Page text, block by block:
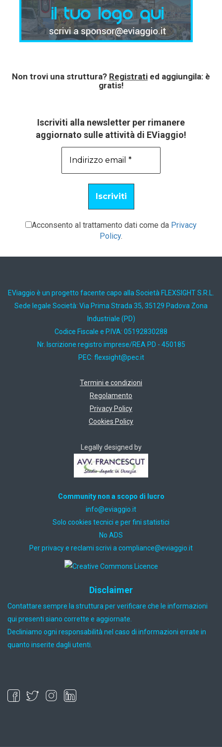
Non trovi una struttura? Registrati ed aggiungila: è
gratis!
Iscriviti alla newsletter per rimanere
aggiornato sulle attività di EViaggio!
Acconsento al trattamento dati come da Privacy
Policy.
EViaggio è un progetto facente capo alla Società FLEXSIGHT S.R.L.
Sede legale Società: Via Prima Strada 35, 35129 Padova Zona
Industriale (PD)
Codice Fiscale e P.IVA: 05192830288
Nr. Iscrizione registro imprese/REA PD - 450185
PEC: ti.cep@thgisxelf
Termini e condizioni
Regolamento
Privacy Policy
Cookies Policy
Legally designed by
Community non a scopo di lucro
ti.oiggaive@ofni
Solo cookies tecnici e per fini statistici
No ADS
Per privacy e reclami scrivi a ti.oiggaive@ecnailpmoc
Disclaimer
Contattare sempre la struttura per verificare che le informazioni
qui presenti siano corrette e aggiornate.
Decliniamo ogni responsabilità nel caso di informazioni errate in
quanto inserite dagli utenti.